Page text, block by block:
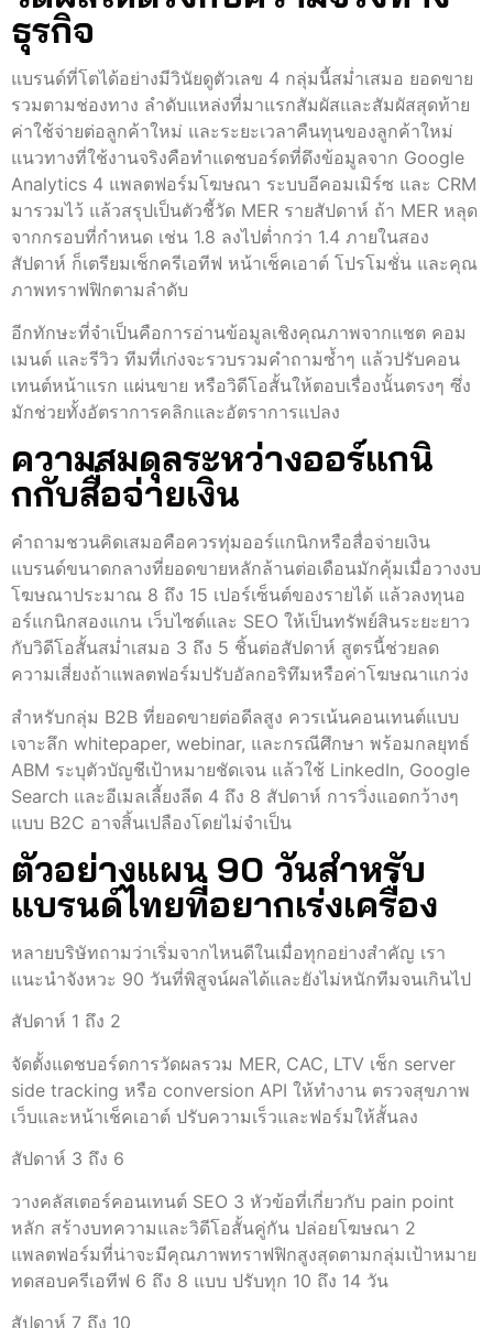
ธุรกิจ
แบรนด์ที่โตได้อย่างมีวินัยดูตัวเลข 4 กลุ่มนี้สม่ำเสมอ ยอดขาย
รวมตามช่องทาง ลำดับแหล่งที่มาแรกสัมผัสและสัมผัสสุดท้าย
ค่าใช้จ่ายต่อลูกค้าใหม่ และระยะเวลาคืนทุนของลูกค้าใหม่
แนวทางที่ใช้งานจริงคือทำแดชบอร์ดที่ดึงข้อมูลจาก Google
Analytics 4 แพลตฟอร์มโฆษณา ระบบอีคอมเมิร์ซ และ CRM
มารวมไว้ แล้วสรุปเป็นตัวชี้วัด MER รายสัปดาห์ ถ้า MER หลุด
จากกรอบที่กำหนด เช่น 1.8 ลงไปต่ำกว่า 1.4 ภายในสอง
สัปดาห์ ก็เตรียมเช็กครีเอทีฟ หน้าเช็คเอาต์ โปรโมชั่น และคุณ
ภาพทราฟฟิกตามลำดับ
อีกทักษะที่จำเป็นคือการอ่านข้อมูลเชิงคุณภาพจากแชต คอม
เมนต์ และรีวิว ทีมที่เก่งจะรวบรวมคำถามซ้ำๆ แล้วปรับคอน
เทนต์หน้าแรก แผ่นขาย หรือวิดีโอสั้นให้ตอบเรื่องนั้นตรงๆ ซึ่ง
มักช่วยทั้งอัตราการคลิกและอัตราการแปลง
ความสมดุลระหว่างออร์แกนิ
กกับสื่อจ่ายเงิน
คำถามชวนคิดเสมอคือควรทุ่มออร์แกนิกหรือสื่อจ่ายเงิน
แบรนด์ขนาดกลางที่ยอดขายหลักล้านต่อเดือนมักคุ้มเมื่อวางงบ
โฆษณาประมาณ 8 ถึง 15 เปอร์เซ็นต์ของรายได้ แล้วลงทุนอ
อร์แกนิกสองแกน เว็บไซต์และ SEO ให้เป็นทรัพย์สินระยะยาว
กับวิดีโอสั้นสม่ำเสมอ 3 ถึง 5 ชิ้นต่อสัปดาห์ สูตรนี้ช่วยลด
ความเสี่ยงถ้าแพลตฟอร์มปรับอัลกอริทึมหรือค่าโฆษณาแกว่ง
สำหรับกลุ่ม B2B ที่ยอดขายต่อดีลสูง ควรเน้นคอนเทนต์แบบ
เจาะลึก whitepaper, webinar, และกรณีศึกษา พร้อมกลยุทธ์
ABM ระบุตัวบัญชีเป้าหมายชัดเจน แล้วใช้ LinkedIn, Google
Search และอีเมลเลี้ยงลีด 4 ถึง 8 สัปดาห์ การวิ่งแอดกว้างๆ
แบบ B2C อาจสิ้นเปลืองโดยไม่จำเป็น
ตัวอย่างแผน 90 วันสำหรับ
แบรนด์ไทยที่อยากเร่งเครื่อง
หลายบริษัทถามว่าเริ่มจากไหนดีในเมื่อทุกอย่างสำคัญ เรา
แนะนำจังหวะ 90 วันที่พิสูจน์ผลได้และยังไม่หนักทีมจนเกินไป
สัปดาห์ 1 ถึง 2
จัดตั้งแดชบอร์ดการวัดผลรวม MER, CAC, LTV เช็ก server
side tracking หรือ conversion API ให้ทำงาน ตรวจสุขภาพ
เว็บและหน้าเช็คเอาต์ ปรับความเร็วและฟอร์มให้สั้นลง
สัปดาห์ 3 ถึง 6
วางคลัสเตอร์คอนเทนต์ SEO 3 หัวข้อที่เกี่ยวกับ pain point
หลัก สร้างบทความและวิดีโอสั้นคู่กัน ปล่อยโฆษณา 2
แพลตฟอร์มที่น่าจะมีคุณภาพทราฟฟิกสูงสุดตามกลุ่มเป้าหมาย
ทดสอบครีเอทีฟ 6 ถึง 8 แบบ ปรับทุก 10 ถึง 14 วัน
สัปดาห์ 7 ถึง 10